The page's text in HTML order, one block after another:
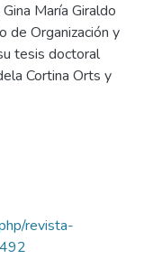
María Giraldo
de Organización y
tesis doctoral
Cortina Orts y
revista-